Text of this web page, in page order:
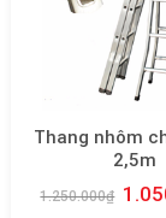
Thang nhôm
2,5m
1.250.000₫